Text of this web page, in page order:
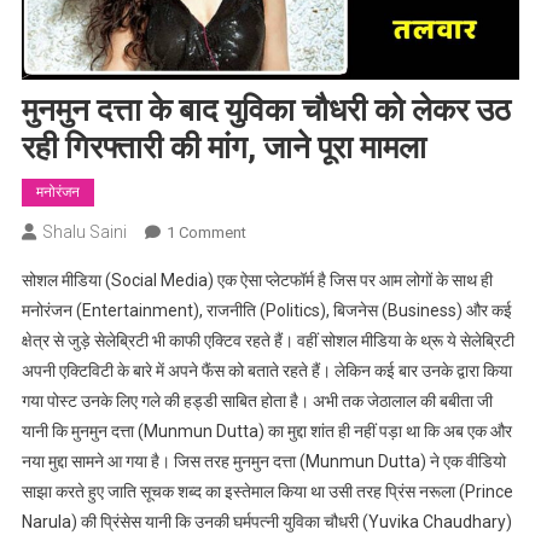
मुनमुन दत्ता के बाद युविका चौधरी को लेकर उठ
रही गिरफ्तारी की मांग, जाने पूरा मामला
मनोरंजन
Shalu Saini 1 CommentOn
दत्ता
के
बाद
युविका
चौधरी
को
लेकर
उठ
रही
गिरफ्तारी
सोशल मीडिया (Social Media) एक ऐसा प्लेटफॉर्म है जिस पर आम लोगों के साथ ही
मनोरंजन (Entertainment), राजनीति (Politics), बिजनेस (Business) और कई
क्षेत्र से जुड़े सेलेब्रिटी भी काफी एक्टिव रहते हैं। वहीं सोशल मीडिया के थ्रू ये सेलेब्रिटी
अपनी एक्टिविटी के बारे में अपने फैंस को बताते रहते हैं। लेकिन कई बार उनके द्वारा किया
गया पोस्ट उनके लिए गले की हड्डी साबित होता है। अभी तक जेठालाल की बबीता जी
यानी कि मुनमुन दत्ता (Munmun Dutta) का मुद्दा शांत ही नहीं पड़ा था कि अब एक और
नया मुद्दा सामने आ गया है। जिस तरह मुनमुन दत्ता (Munmun Dutta) ने एक वीडियो
साझा करते हुए जाति सूचक शब्द का इस्तेमाल किया था उसी तरह प्रिंस नरूला (Prince
Narula) की प्रिंसेस यानी कि उनकी घर्मपत्नी युविका चौधरी (Yuvika Chaudhary)